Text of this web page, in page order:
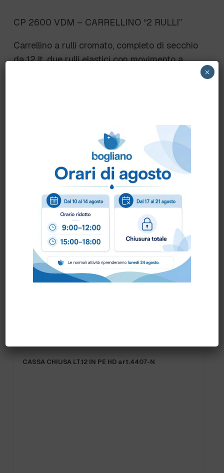
CP 2600 VDM – CARRELLINO “2 RULLI”
Carrellino a rulli cromato, completo di secchio
da 12 lt, due rulli elastici con movimento a
Come ordinare?
Puoi ordinare chiamando al0172 478161oppure
scrivendo una mail a
info@bogliano.it
Per ogni informazione siamo a disposizione.
IN PE HD art.4407-N PRONTA CONSEGNA
FRANGIA SOFT SR
×